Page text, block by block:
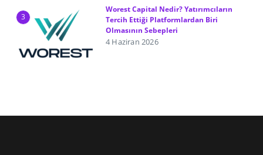
3
Worest Capital Nedir? Yatırımcıların
Tercih Ettiği Platformlardan Biri
Olmasının Sebepleri
4 Haziran 2026